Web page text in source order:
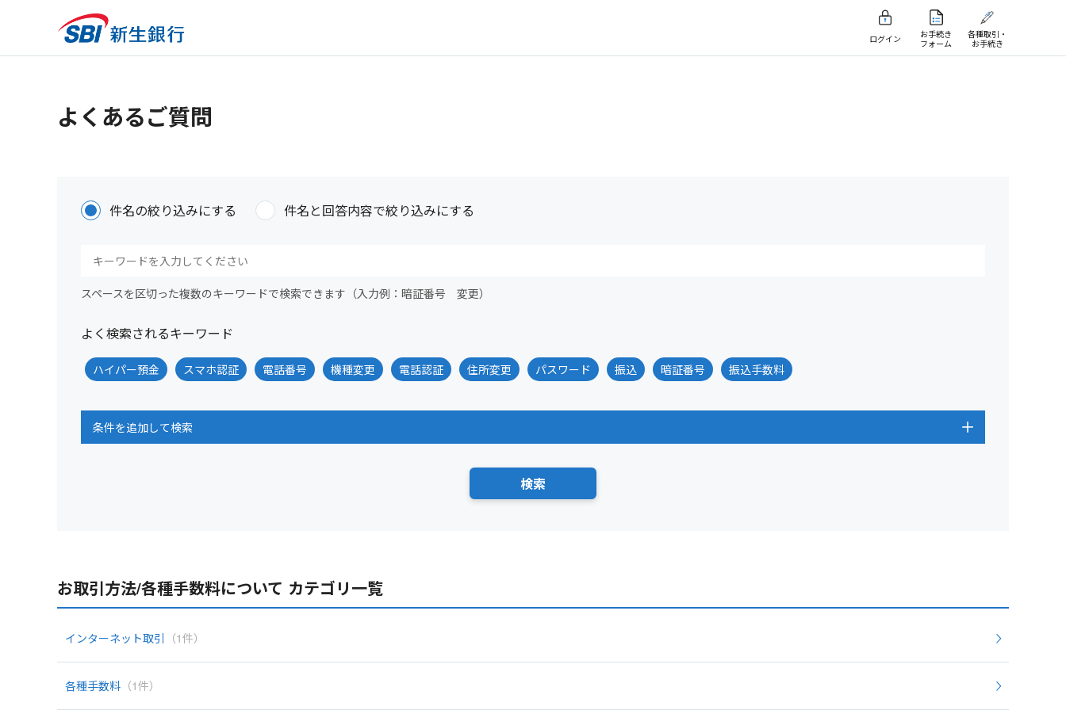
ログイン
お手続き
フォーム
各種取引・
お手続き
よくあるご質問
件名の絞り込みにする 件名と回答内容で絞り込みにする
スペースを区切った複数のキーワードで検索できます（入力例：暗証番号 変更）
よく検索されるキーワード
ハイパー預金 スマホ認証 電話番号 機種変更 電話認証 住所変更 パスワード 振込 暗証番号 振込手数料
条件を追加して検索
お取引方法/各種手数料について カテゴリ一覧
インターネット取引 （1件）
各種手数料 （1件）